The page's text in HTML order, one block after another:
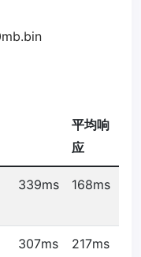
平均响
应
339ms 168ms
307ms 217ms